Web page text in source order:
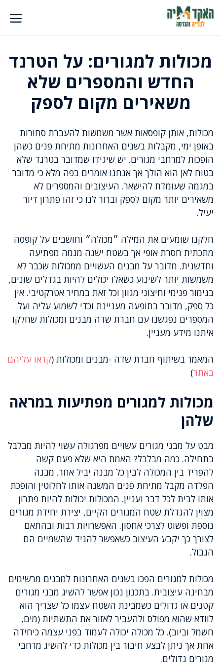
לדלג
לתוכן
מכולות למגורים: על הטרנד
החדש והמספרים שלא
משאירים מקום לספק
מכולות, אותן קופסאות אשר משמשות להעברת סחורות
באופן ימי, מקבלות בשנים האחרונות מתיחת פנים כשהן
הופכות למרחבי מגורים. יש שיגידו שמדובר בטרנד שלא
בטוח לאן הוא הולך אך אנחנו אומרים בפה מלא כי מדובר
במגמה שעומדת להישאר. העיצובים והמספרים לא
משאירים יותר מקום לספק וברור לנו כי זהו פתרון דיור
יעיל.
חלקנו שומעים את המילה ״מכולה״ וחושבים על קופסה
מתכתית חסרת אופי אך בשטח ישנה מגמה מפתיעה
וחדשנית. מדובר על מבנים העשויים ממכולות שכבר לא
משמשות יותר לשינוע כשאלו יכולים להיות בגדלים שונים,
בגימור פנימי וחיצוני מגוון וכל זאת במחיר אטרקטיבי. אין
כל ספק, מדובר בתופעה מעניינת וכדי לשמוע עליה ועל
המספרים נפגשנו עם חברת שדה מבנים ומכולות שחלקו
איתנו מידע מעניין.
המאמר בשיתוף חברת שדה -מבנים ומכולות (קראו עליהם
באתר)
מכולות למגורים מפתיעות במראה
שלהן
מבט על מבני מגורים עשויים מפרגולה עשוי להיות מבלבל
בתחילה. כמה מבלבל? האמת היא שלא פעם קשה
להפריד בין המכולה לבין כל מבנה יביל אחר. מבנה
הפלדה מקבל מתיחת פנים המשנה אותו לחלוטין והופכת
אותו לבית לכל דבר ועניין. המכולות יכולות להיות פתרון
מצוין להגדלת שטח המגורים הקיים, יצירת יחידת מגורים
נוספת ופשוט לצרכי אחסון. האפשרויות רבות ובהתאם
לצורך כך יקבע העיצוב כשאפשר להגיד שהשמיים הם
הגבול.
מכולות למגורים הפכו בשנים האחרונות למבנים מרשימים
מבחינה עיצובית. בתכנון נכון אפשר להשיג מבני מגורים
קטנים או גדולים כשמבינת השטח עצמו כל שצריך הוא
לוודא שהוא מפולס ולהעביר לאזור את התשתיות (מים,
חשמל וביוב). כל מכולה יכולה לעמוד בפני עצמה כיחידה
אחת אך ניתן לבצע חיבור בין מכולות כדי להשיג מרחבי
מגורים גדולים.